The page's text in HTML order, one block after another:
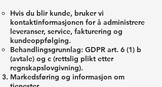
Hvis du blir kunde, bruker vi
kontaktinformasjonen for å administrere
leveranser, service, fakturering og
kundeoppfølging.
Behandlingsgrunnlag: GDPR art. 6 (1) b
(avtale) og c (rettslig plikt etter
regnskapslovgivning).
Markedsføring og informasjon om